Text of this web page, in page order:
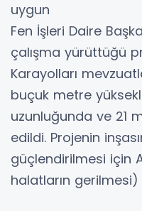
uygun
Fen İşleri Daire
çalışma yürüttüğü
Karayolları
buçuk metre
uzunluğunda ve 21
edildi. Projenin
güçlendirilmesi için
halatların gerilmesi)